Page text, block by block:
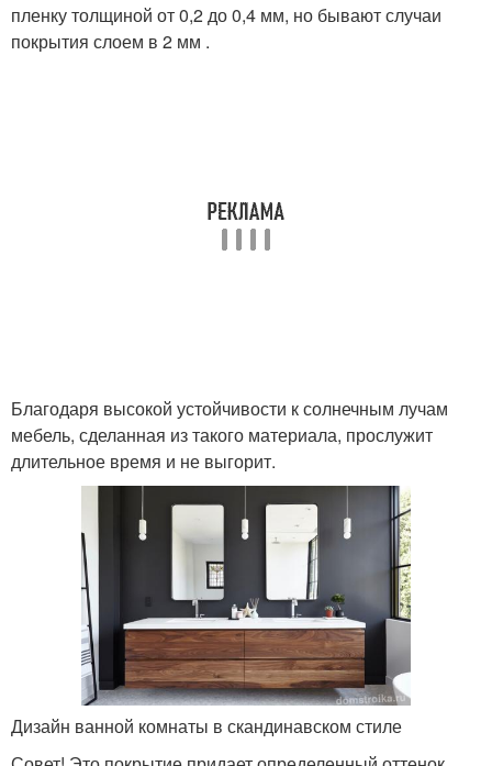
пленку толщиной от 0,2 до 0,4 мм, но бывают случаи
покрытия слоем в 2 мм .
Благодаря высокой устойчивости к солнечным лучам
мебель, сделанная из такого материала, прослужит
длительное время и не выгорит.
Дизайн ванной комнаты в скандинавском стиле